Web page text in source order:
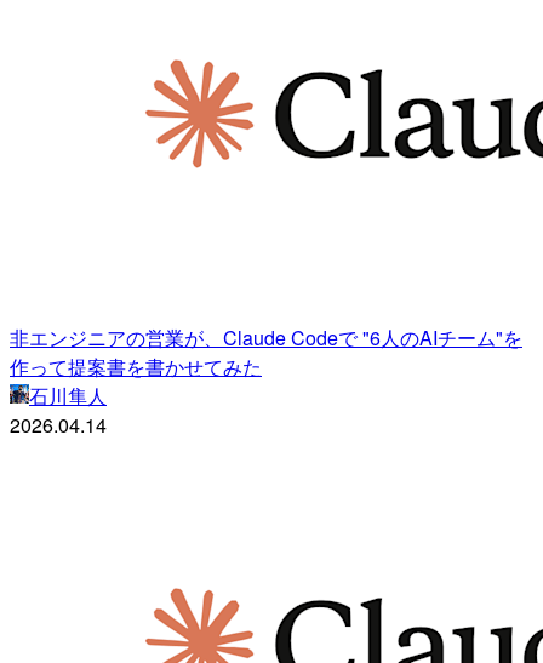
非エンジニアの営業が、Claude Codeで "6人のAIチーム"を
作って提案書を書かせてみた
石川隼人
2026.04.14